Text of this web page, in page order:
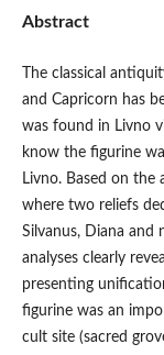
Abstract
The classical
and Capricorn has
was found in Livno
know the figurine
Livno. Based on the
where two reliefs
Silvanus, Diana and
analyses clearly
presenting
figurine was an
cult site (sacred